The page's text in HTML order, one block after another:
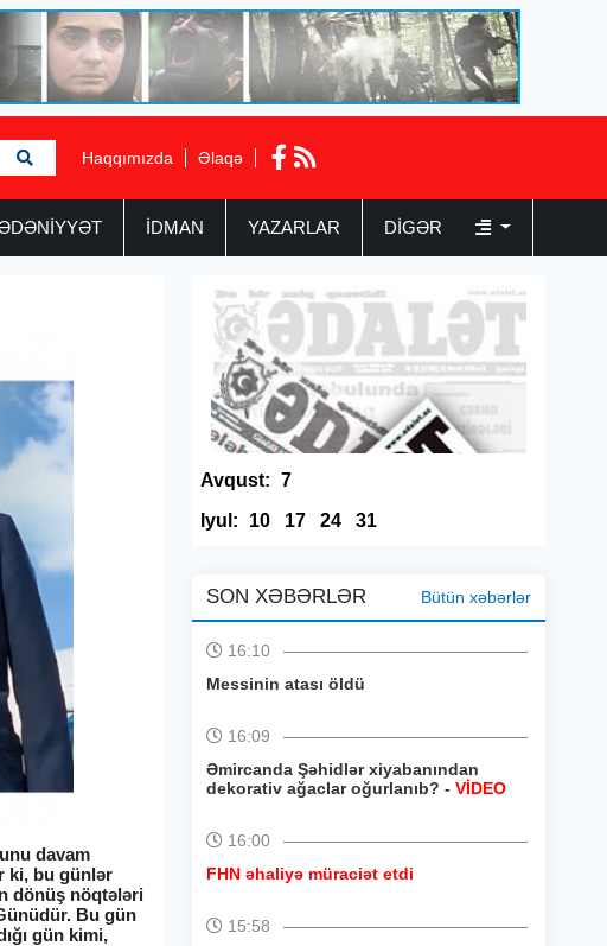
Haqqımızda Əlaqə
İDMAN YAZARLAR DIGƏR
davam
ki, bu günlər
dönüş nöqtələri
Bu gün
gün kimi,
Avqust: 7
Iyul:
10 17 24 31
SON XƏBƏRLƏR Bütün xəbərlər
16:10
Messinin atası öldü
16:09
Əmircanda Şəhidlər xiyabanından
dekorativ ağaclar oğurlanıb? - VİDEO
16:00
FHN əhaliyə müraciət etdi
15:58